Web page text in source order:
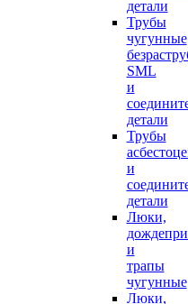
детали
Трубы
чугунные
SML
и
детали
Трубы
и
детали
Люки,
и
трапы
чугунные
Люки,